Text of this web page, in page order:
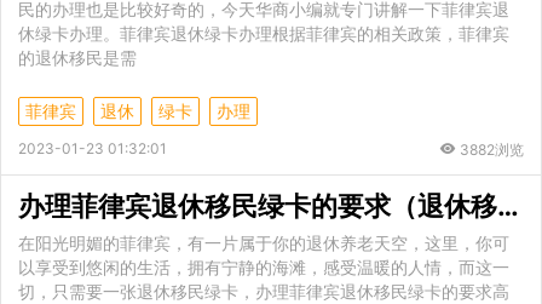
民的办理也是比较好奇的，今天华商小编就专门讲解一下菲律宾退
休绿卡办理。菲律宾退休绿卡办理根据菲律宾的相关政策，菲律宾
的退休移民是需
菲律宾 退休 绿卡 办理
2023-01-23 01:32:01 3882浏览
办理菲律宾退休移民绿卡的要求（退休移民绿卡如何办理）
在阳光明媚的菲律宾，有一片属于你的退休养老天空，这里，你可
以享受到悠闲的生活，拥有宁静的海滩，感受温暖的人情，而这一
切，只需要一张退休移民绿卡，办理菲律宾退休移民绿卡的要求高